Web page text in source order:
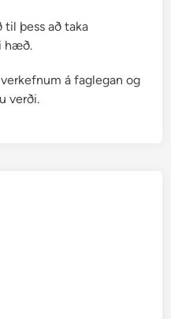
þess að taka
hæð.
á faglegan og
verði.